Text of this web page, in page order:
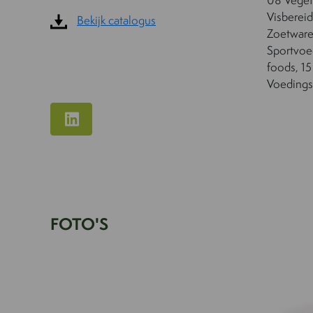
Bekijk catalogus
foods,
FOTO'S